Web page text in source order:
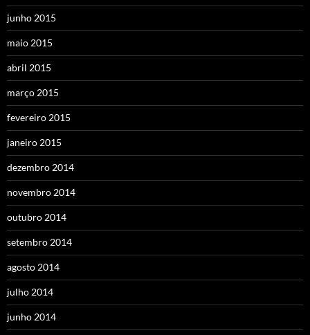
junho 2015
maio 2015
abril 2015
março 2015
fevereiro 2015
janeiro 2015
dezembro 2014
novembro 2014
outubro 2014
setembro 2014
agosto 2014
julho 2014
junho 2014